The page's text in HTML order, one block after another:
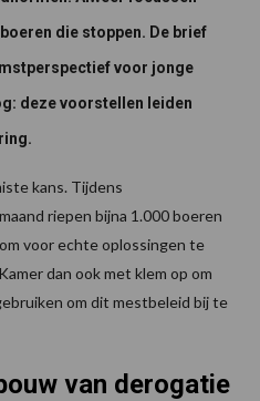
die stoppen. De brief
voor jonge
deze voorstellen leiden
kans. Tijdens
riepen bijna 1.000 boeren
voor echte oplossingen te
dan ook met klem op om
om dit mestbeleid bij te
van derogatie